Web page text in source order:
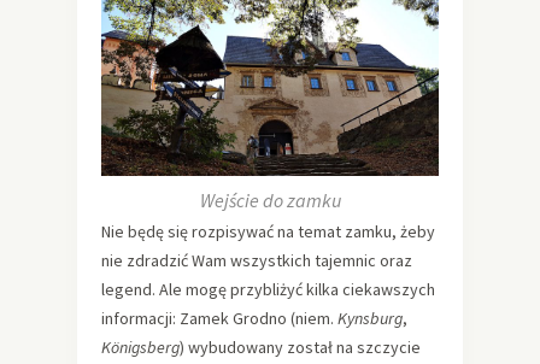
Wejście do zamku
Nie będę się rozpisywać na temat zamku, żeby
nie zdradzić Wam wszystkich tajemnic oraz
legend. Ale mogę przybliżyć kilka ciekawszych
informacji: Zamek Grodno (niem. Kynsburg,
Königsberg) wybudowany został na szczycie